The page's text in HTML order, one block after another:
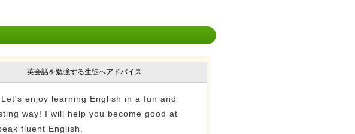
英会話を勉強する生徒へアドバイス
enjoy learning English in a fun and
way! I will help you become good at
fluent English.